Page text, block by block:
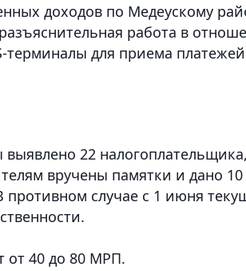
доходов по Медеускому
работа в
терминалы для приема
22
вручены памятки и дано 10
случае с 1 июня
от 40 до 80 МРП.